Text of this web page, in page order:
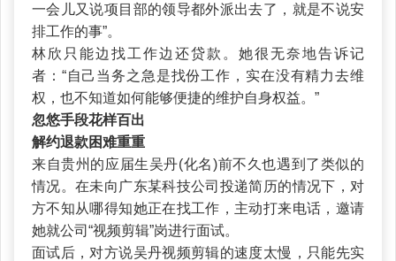
一会儿又说项目部的领导都外派出去了，就是不说安
排工作的事”。
林欣只能边找工作边还贷款。她很无奈地告诉记
者：“自己当务之急是找份工作，实在没有精力去维
权，也不知道如何能够便捷的维护自身权益。”
忽悠手段花样百出
解约退款困难重重
来自贵州的应届生吴丹(化名)前不久也遇到了类似的
情况。在未向广东某科技公司投递简历的情况下，对
方不知从哪得知她正在找工作，主动打来电话，邀请
她就公司“视频剪辑”岗进行面试。
面试后，对方说吴丹视频剪辑的速度太慢，只能先实